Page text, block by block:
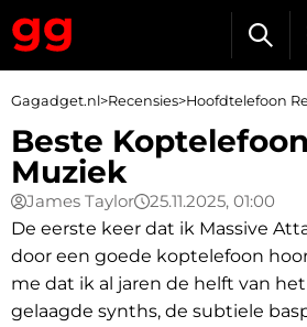
Gagadget.nl>Recensies>Hoofdtelefoon
Beste
Muziek
James Taylor
25.11.2025, 01:00
De eerste keer dat ik Massive
door een goede koptelefoon
me dat ik al jaren de helft van
gelaagde synths, de subtiele